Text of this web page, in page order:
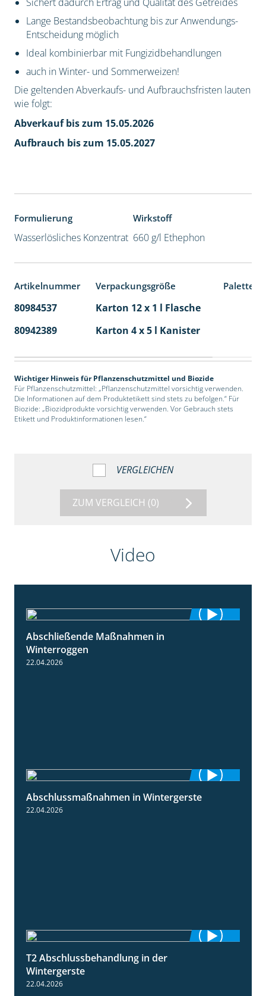
Sichert dadurch Ertrag und Qualität des Getreides
Lange Bestandsbeobachtung bis zur Anwendungs-
Entscheidung möglich
Ideal kombinierbar mit Fungizidbehandlungen
auch in Winter- und Sommerweizen!
Die geltenden Abverkaufs- und Aufbrauchsfristen lauten
wie folgt:
Abverkauf bis zum 15.05.2026
Aufbrauch bis zum 15.05.2027
Formulierung
Wasserlösliches Konzentrat
Wirkstoff
660 g/l Ethephon
Artikelnummer Verpackungsgröße
80984537 Karton 12 x 1 l Flasche
80942389
Karton 4 x 5 l Kanister
Wichtiger Hinweis für Pflanzenschutzmittel und Biozide
Für Pflanzenschutzmittel: „Pflanzenschutzmittel vorsichtig verwenden.
Die Informationen auf dem Produktetikett sind stets zu befolgen.“ Für
Biozide: „Biozidprodukte vorsichtig verwenden. Vor Gebrauch stets
Etikett und Produktinformationen lesen.“
VERGLEICHEN
ZUM VERGLEICH (0)
Video
Abschließende Maßnahmen in
Winterroggen
22.04.2026
Abschlussmaßnahmen in Wintergerste
22.04.2026
T2 Abschlussbehandlung in der
Wintergerste
22.04.2026